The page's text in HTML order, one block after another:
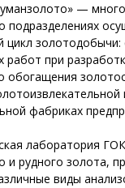
—
подразделениях
цикл золотодобычи:
работ при
обогащения
фабриках
лаборатория
и рудного золота,
виды